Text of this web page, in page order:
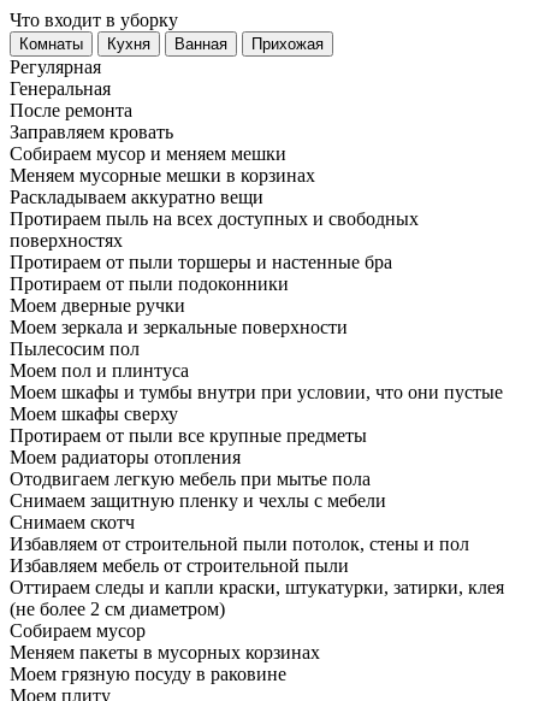
Что входит в уборку
Регу­лярная
Гене­ральная
После ремонта
Заправляем кровать
Собираем мусор и меняем мешки
Меняем мусорные мешки в корзинах
Раскладываем аккуратно вещи
Протираем пыль на всех доступных и свободных
поверхностях
Протираем от пыли торшеры и настенные бра
Протираем от пыли подоконники
Моем дверные ручки
Моем зеркала и зеркальные поверхности
Пылесосим пол
Моем пол и плинтуса
Моем шкафы и тумбы внутри при условии, что они пустые
Моем шкафы сверху
Протираем от пыли все крупные предметы
Моем радиаторы отопления
Отодвигаем легкую мебель при мытье пола
Снимаем защитную пленку и чехлы с мебели
Снимаем скотч
Избавляем от строительной пыли потолок, стены и пол
Избавляем мебель от строительной пыли
Оттираем следы и капли краски, штукатурки, затирки, клея
(не более 2 см диаметром)
Собираем мусор
Меняем пакеты в мусорных корзинах
Моем грязную посуду в раковине
Моем плиту